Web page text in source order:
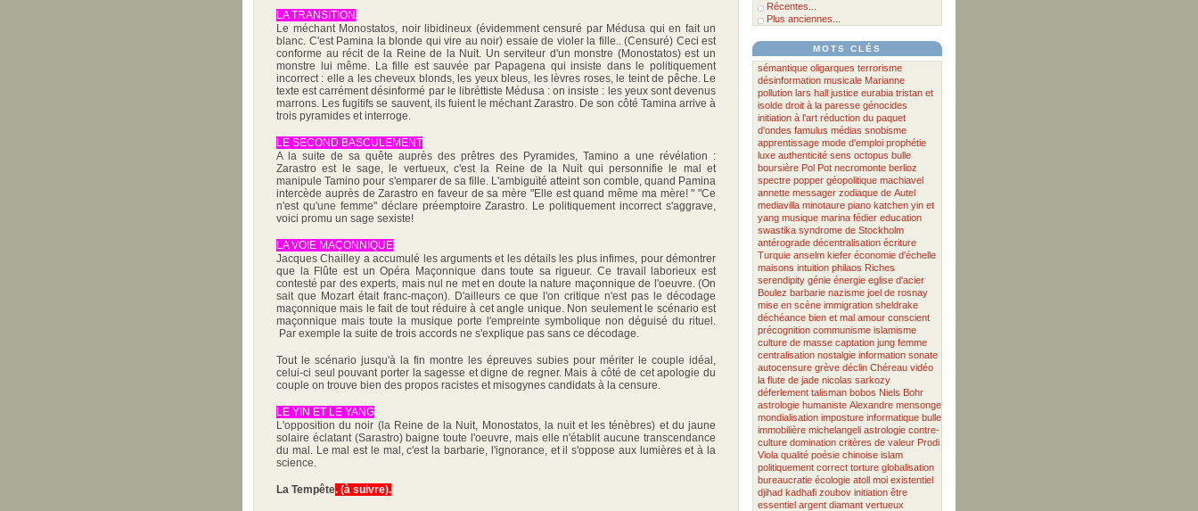
LA TRANSITION
Le méchant Monostatos, noir libidineux (évidemment censuré par Médusa qui en fait un
blanc. C'est Pamina la blonde qui vire au noir) essaie de violer la fille.. (Censuré) Ceci est
conforme au récit de la Reine de la Nuit. Un serviteur d'un monstre (Monostatos) est un
monstre lui même. La fille est sauvée par Papagena qui insiste dans le politiquement
incorrect : elle a les cheveux blonds, les yeux bleus, les lèvres roses, le teint de pêche. Le
texte est carrément désinformé par le libréttiste Médusa : on insiste : les yeux sont devenus
marrons. Les fugitifs se sauvent, ils fuient le méchant Zarastro. De son côté Tamina arrive à
trois pyramides et interroge.
LE SECOND BASCULEMENT
A la suite de sa quête auprès des prêtres des Pyramides, Tamino a une révélation :
Zarastro est le sage, le vertueux, c'est la Reine de la Nuit qui personnifie le mal et
manipule Tamino pour s'emparer de sa fille. L'ambiguïté atteint son comble, quand Pamina
intercède auprès de Zarastro en faveur de sa mère "Elle est quand même ma mère! " "Ce
n'est qu'une femme" déclare préemptoire Zarastro. Le politiquement incorrect s'aggrave,
voici promu un sage sexiste!
LA VOIE MAÇONNIQUE
Jacques Chailley a accumulé les arguments et les détails les plus infimes, pour démontrer
que la Flûte est un Opéra Maçonnique dans toute sa rigueur. Ce travail laborieux est
contesté par des experts, mais nul ne met en doute la nature maçonnique de l'oeuvre. (On
sait que Mozart était franc-maçon). D'ailleurs ce que l'on critique n'est pas le décodage
maçonnique mais le fait de tout réduire à cet angle unique. Non seulement le scénario est
maçonnique mais toute la musique porte l'empreinte symbolique non déguisé du rituel.
Par exemple la suite de trois accords ne s'explique pas sans ce décodage.
Tout le scénario jusqu'à la fin montre les épreuves subies pour mériter le couple idéal,
celui-ci seul pouvant porter la sagesse et digne de regner. Mais à côté de cet apologie du
couple on trouve bien des propos racistes et misogynes candidats à la censure.
LE YIN ET LE YANG
L'opposition du noir (la Reine de la Nuit, Monostatos, la nuit et les ténèbres) et du jaune
solaire éclatant (Sarastro) baigne toute l'oeuvre, mais elle n'établit aucune transcendance
du mal. Le mal est le mal, c'est la barbarie, l'ignorance, et il s'oppose aux lumières et à la
science.
La Tempête. (à suivre).
Récentes...
Plus anciennes...
MOTS CLÉS
sémantique oligarques terrorisme
désinformation musicale Marianne
pollution lars hall justice eurabia tristan et
isolde droit à la paresse génocides
initiation à l'art réduction du paquet
d'ondes famulus médias snobisme
apprentissage mode d'emploi prophétie
luxe authenticité sens octopus bulle
boursière Pol Pot necromonte berlioz
spectre popper géopolitique machiavel
annette messager zodiaque de Autel
mediavilla minotaure piano katchen yin et
yang musique marina fédier education
swastika syndrome de Stockholm
antérograde décentralisation écriture
Turquie anselm kiefer économie d'échelle
maisons intuition philaos Riches
serendipity génie énergie eglise d'acier
Boulez barbarie nazisme joel de rosnay
mise en scène immigration sheldrake
déchéance bien et mal amour conscient
précognition communisme islamisme
culture de masse captation jung femme
centralisation nostalgie information sonate
autocensure grève déclin Chéreau vidéo
la flute de jade nicolas sarkozy
déferlement talisman bobos Niels Bohr
astrologie humaniste Alexandre mensonge
mondialisation imposture informatique bulle
immobilière michelangeli astrologie contre-
culture domination critères de valeur Prodi
Viola qualité poésie chinoise islam
politiquement correct torture globalisation
bureaucratie écologie atoll moi existentiel
djihad kadhafi zoubov initiation être
essentiel argent diamant vertueux